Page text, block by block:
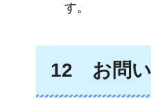
す。
12 お問